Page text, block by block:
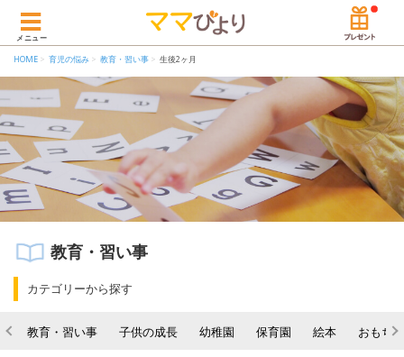
メニュー
HOME 育児の悩み 教育・習い事 生後2ヶ月
教育・習い事
カテゴリーから探す
教育・習い事 子供の成長 幼稚園 保育園 絵本 おもち